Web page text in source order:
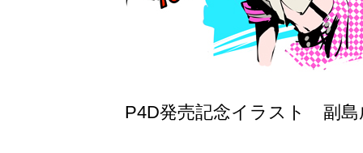
P4D発売記念イラスト 副島